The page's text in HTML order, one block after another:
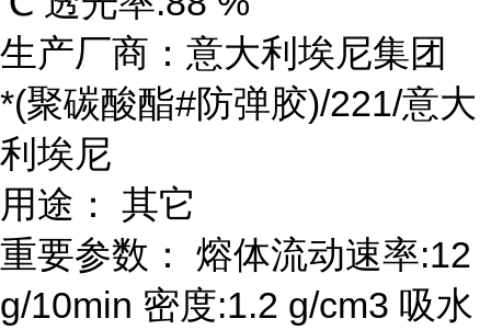
生产厂商：意大利埃尼集团
*(聚碳酸酯#防弹胶)/221/意大
利埃尼
用途： 其它
重要参数： 熔体流动速率:12
g/10min 密度:1.2 g/cm3 吸水